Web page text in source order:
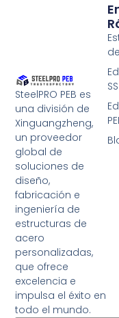
SteelPRO PEB es
una división de
Xinguangzheng,
un proveedor
global de
soluciones de
diseño,
fabricación e
ingeniería de
estructuras de
acero
personalizadas,
que ofrece
excelencia e
impulsa el éxito en
todo el mundo.
SS